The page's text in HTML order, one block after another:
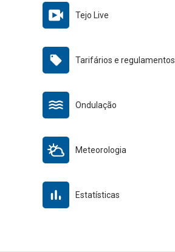
Tejo Live
Tarifários e regulamentos
Ondulação
Meteorologia
Estatísticas